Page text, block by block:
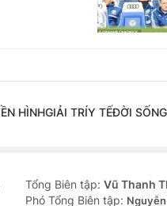
HÌNHGIẢI TRÍY TẾĐỜI SỐNG
Tổng Biên tập: Vũ Thanh
Phó Tổng Biên tập: